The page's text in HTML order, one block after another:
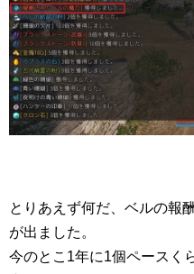
とりあえず何だ、ベルの報
が出ました。
今のとこ1年に1個ペースく